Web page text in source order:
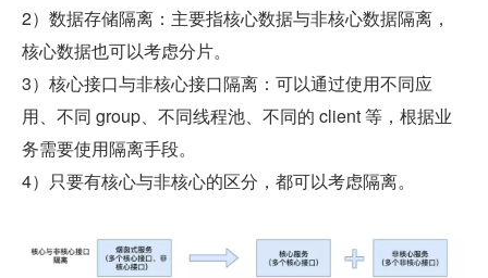
2）数据存储隔离：主要指核心数据与非核心数据隔离，
核心数据也可以考虑分片。
3）核心接口与非核心接口隔离：可以通过使用不同应
用、不同 group、不同线程池、不同的 client 等，根据业
务需要使用隔离手段。
4）只要有核心与非核心的区分，都可以考虑隔离。